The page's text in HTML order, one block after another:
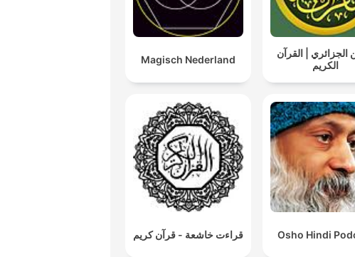
Magisch Nederland
الجزائري | القرآن
الكريم
قراءت خاشعة - قرآن كريم Osho Hindi